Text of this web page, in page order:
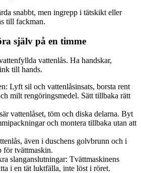
snabbt, men ingrepp i tätskikt eller
till fackman.
själv på en timme
vattenlås. Ha handskar,
till hands.
Lyft sil och vattenlåsinsats, borsta rent
milt rengöringsmedel. Sätt tillbaka rätt
vattenlåset, töm och diska delarna. Byt
och montera tillbaka utan att
även i duschens golvbrunn och i
för tvättmaskin.
slanganslutningar: Tvättmaskinens
i en tät luktfälla, inte löst i röret.